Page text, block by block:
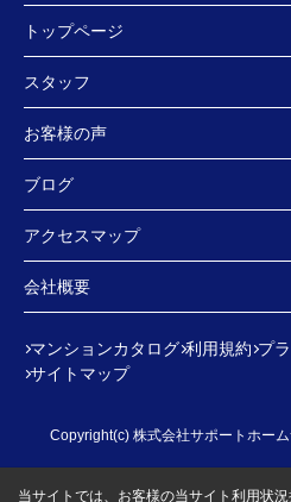
トップページ
スタッフ
お客様の声
ブログ
アクセスマップ
会社概要
マンションカタログ 利用規約 プ
サイトマップ
Copyright(c) 株式会社サポートホー
当サイトでは、お客様の当サイト利用状